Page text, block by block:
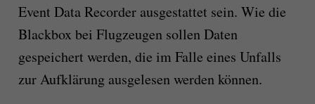
Event Data Recorder ausgestattet sein. Wie die
Blackbox bei Flugzeugen sollen Daten
gespeichert werden, die im Falle eines Unfalls
zur Aufklärung ausgelesen werden können.